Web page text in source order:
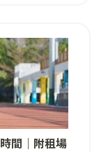
間｜附租場